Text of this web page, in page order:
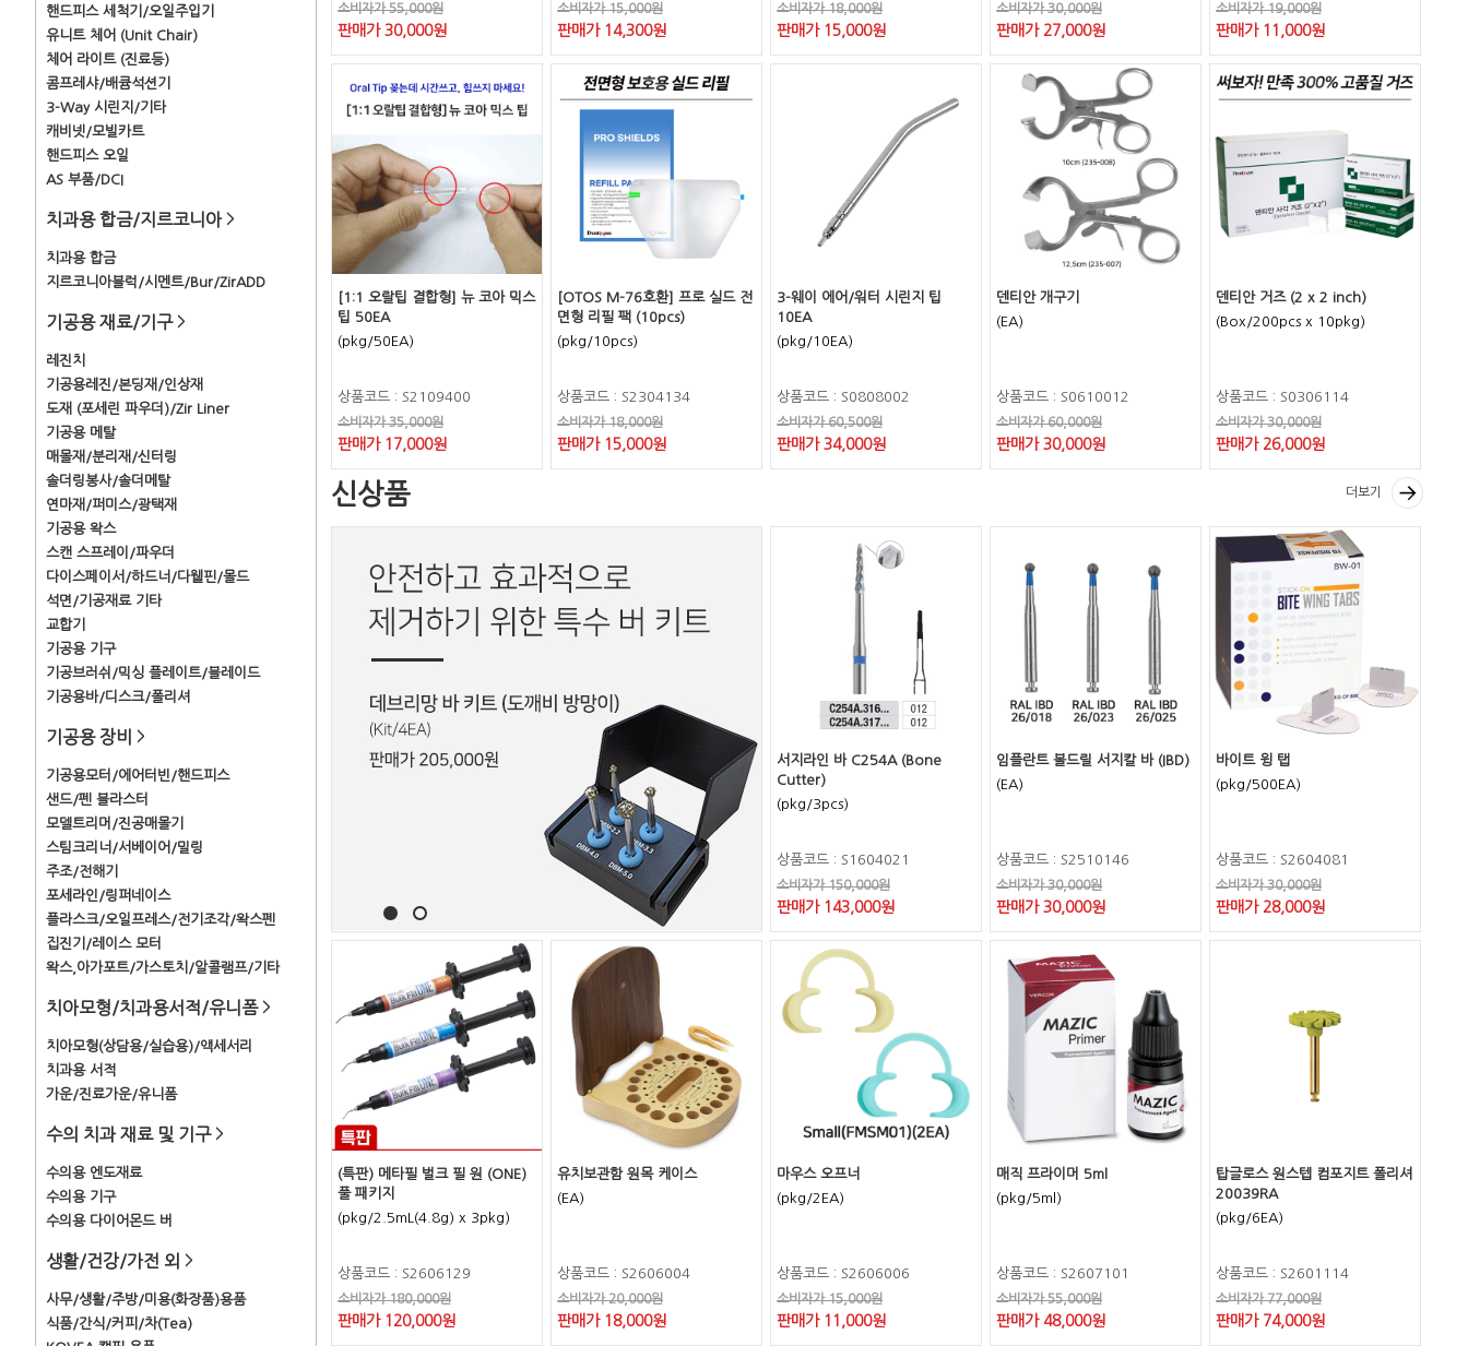
핸드피스 세척기/오일주입기
유니트 체어 (Unit Chair)
체어 라이트 (진료등)
콤프레샤/배큠석션기
3-Way 시린지/기타
캐비넷/모빌카트
핸드피스 오일
AS 부품/DCI
치과용 합금/지르코니아 >
치과용 합금
지르코니아블럭/시멘트/Bur/ZirADD
기공용 재료/기구 >
레진치
기공용레진/본딩재/인상재
도재 (포세린 파우더)/Zir Liner
기공용 메탈
매몰재/분리재/신터링
솔더링봉사/솔더메탈
연마재/퍼미스/광택재
기공용 왁스
스캔 스프레이/파우더
다이스페이서/하드너/다웰핀/몰드
석면/기공재료 기타
교합기
기공용 기구
기공브러쉬/믹싱 플레이트/블레이드
기공용바/디스크/폴리셔
기공용 장비 >
기공용모터/에어터빈/핸드피스
샌드/펜 블라스터
모델트리머/진공매몰기
스팀크리너/서베이어/밀링
주조/전해기
포세라인/링퍼네이스
플라스크/오일프레스/전기조각/왁스펜
집진기/레이스 모터
왁스,아가포트/가스토치/알콜램프/기타
치아모형/치과용서적/유니폼 >
치아모형(상담용/실습용)/액세서리
치과용 서적
가운/진료가운/유니폼
수의 치과 재료 및 기구 >
수의용 엔도재료
수의용 기구
수의용 다이어몬드 버
생활/건강/가전 외 >
사무/생활/주방/미용(화장품)용품
식품/간식/커피/차(Tea)
소비자가 55,000원
판매가 30,000원
소비자가 15,000원
판매가 14,300원
소비자가 18,000원
판매가 15,000원
소비자가 30,000원
판매가 27,000원
소비자가 19,000원
판매가 11,000원
[1:1 오랄팁 결합형] 뉴 코아 믹스
팁 50EA
(pkg/50EA)
상품코드 : S2109400
소비자가 35,000원
판매가 17,000원
[OTOS M-76호환] 프로 실드 전
면형 리필 팩 (10pcs)
(pkg/10pcs)
상품코드 : S2304134
소비자가 18,000원
판매가 15,000원
3-웨이 에어/워터 시린지 팁
10EA
(pkg/10EA)
상품코드 : S0808002
소비자가 60,500원
판매가 34,000원
덴티안 개구기
(EA)
상품코드 : S0610012
소비자가 60,000원
판매가 30,000원
덴티안 거즈 (2 x 2 inch)
(Box/200pcs x 10pkg)
상품코드 : S0306114
소비자가 30,000원
판매가 26,000원
신상품 더보기
서지라인 바 C254A (Bone
Cutter)
(pkg/3pcs)
상품코드 : S1604021
소비자가 150,000원
판매가 143,000원
임플란트 볼드릴 서지칼 바 (IBD)
(EA)
상품코드 : S2510146
소비자가 30,000원
판매가 30,000원
바이트 윙 탭
(pkg/500EA)
상품코드 : S2604081
소비자가 30,000원
판매가 28,000원
(특판) 메타필 벌크 필 원 (ONE)
풀 패키지
(pkg/2.5mL(4.8g) x 3pkg)
상품코드 : S2606129
소비자가 180,000원
판매가 120,000원
유치보관함 원목 케이스
(EA)
상품코드 : S2606004
소비자가 20,000원
판매가 18,000원
마우스 오프너
(pkg/2EA)
상품코드 : S2606006
소비자가 15,000원
판매가 11,000원
매직 프라이머 5ml
(pkg/5ml)
상품코드 : S2607101
소비자가 55,000원
판매가 48,000원
탑글로스 원스텝 컴포지트 폴리셔
20039RA
(pkg/6EA)
상품코드 : S2601114
소비자가 77,000원
판매가 74,000원